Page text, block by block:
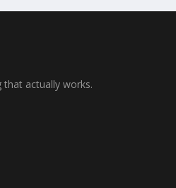
actually works.